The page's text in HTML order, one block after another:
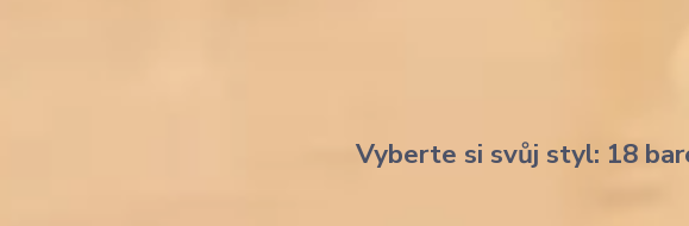
Vyberte si svůj styl: 18